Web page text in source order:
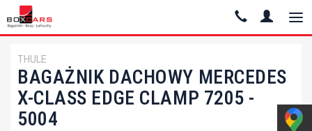
THULE
BAGAŻNIK DACHOWY MERCEDES
X-CLASS EDGE CLAMP 7205 -
5004